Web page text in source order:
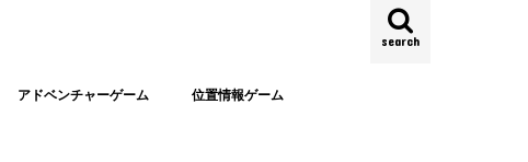
search
アドベンチャーゲーム 位置情報ゲーム